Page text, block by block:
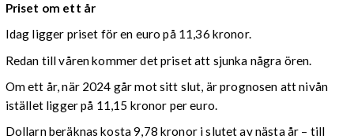
Priset om ett år
Idag ligger priset för en euro på 11,36 kronor.
Redan till våren kommer det priset att sjunka några ören.
Om ett år, när 2024 går mot sitt slut, är prognosen att nivån
istället ligger på 11,15 kronor per euro.
Dollarn beräknas kosta 9,78 kronor i slutet av nästa år – till